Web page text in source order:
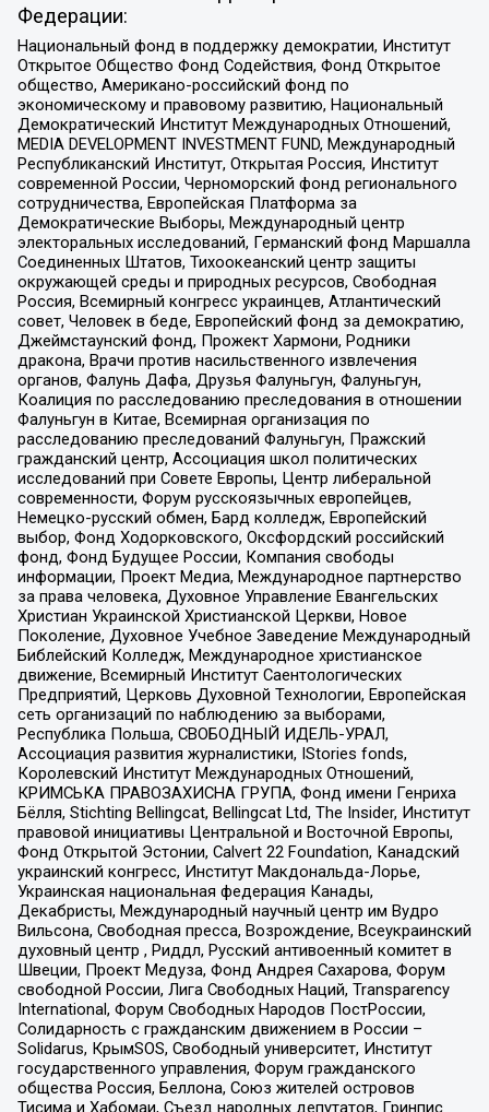
Федерации:
Национальный фонд в поддержку демократии, Институт
Открытое Общество Фонд Содействия, Фонд Открытое
общество, Американо-российский фонд по
экономическому и правовому развитию, Национальный
Демократический Институт Международных Отношений,
MEDIA DEVELOPMENT INVESTMENT FUND, Международный
Республиканский Институт, Открытая Россия, Институт
современной России, Черноморский фонд регионального
сотрудничества, Европейская Платформа за
Демократические Выборы, Международный центр
электоральных исследований, Германский фонд Маршалла
Соединенных Штатов, Тихоокеанский центр защиты
окружающей среды и природных ресурсов, Свободная
Россия, Всемирный конгресс украинцев, Атлантический
совет, Человек в беде, Европейский фонд за демократию,
Джеймстаунский фонд, Прожект Хармони, Родники
дракона, Врачи против насильственного извлечения
органов, Фалунь Дафа, Друзья Фалуньгун, Фалуньгун,
Коалиция по расследованию преследования в отношении
Фалуньгун в Китае, Всемирная организация по
расследованию преследований Фалуньгун, Пражский
гражданский центр, Ассоциация школ политических
исследований при Совете Европы, Центр либеральной
современности, Форум русскоязычных европейцев,
Немецко-русский обмен, Бард колледж, Европейский
выбор, Фонд Ходорковского, Оксфордский российский
фонд, Фонд Будущее России, Компания свободы
информации, Проект Медиа, Международное партнерство
за права человека, Духовное Управление Евангельских
Христиан Украинской Христианской Церкви, Новое
Поколение, Духовное Учебное Заведение Международный
Библейский Колледж, Международное христианское
движение, Всемирный Институт Саентологических
Предприятий, Церковь Духовной Технологии, Европейская
сеть организаций по наблюдению за выборами,
Республика Польша, СВОБОДНЫЙ ИДЕЛЬ-УРАЛ,
Ассоциация развития журналистики, IStories fonds,
Королевский Институт Международных Отношений,
КРИМСЬКА ПРАВОЗАХИСНА ГРУПА, Фонд имени Генриха
Бёлля, Stichting Bellingcat, Bellingcat Ltd, The Insider, Институт
правовой инициативы Центральной и Восточной Европы,
Фонд Открытой Эстонии, Calvert 22 Foundation, Канадский
украинский конгресс, Институт Макдональда-Лорье,
Украинская национальная федерация Канады,
Декабристы, Международный научный центр им Вудро
Вильсона, Свободная пресса, Возрождение, Всеукраинский
духовный центр , Риддл, Русский антивоенный комитет в
Швеции, Проект Медуза, Фонд Андрея Сахарова, Форум
свободной России, Лига Свободных Наций, Transparеncy
International, Форум Свободных Народов ПостРоссии,
Солидарность с гражданским движением в России –
Solidarus, КрымSOS, Свободный университет, Институт
государственного управления, Форум гражданского
общества Россия, Беллона, Союз жителей островов
Тисима и Хабомаи, Съезд народных депутатов, Гринпис